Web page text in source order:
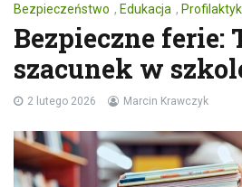
Bezpieczeństwo , Edukacja ,
Bezpieczne ferie:
szacunek w
2 lutego 2026 Marcin Krawczyk